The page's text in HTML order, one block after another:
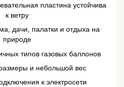
пластина устойчива
к ветру
дачи, палатки и отдыха на
природе
типов газовых баллонов
и небольшой вес
к электросети